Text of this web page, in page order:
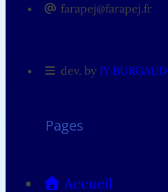
farapej@farapej.fr
dev. by JY BURGAUD
Pages
Accueil